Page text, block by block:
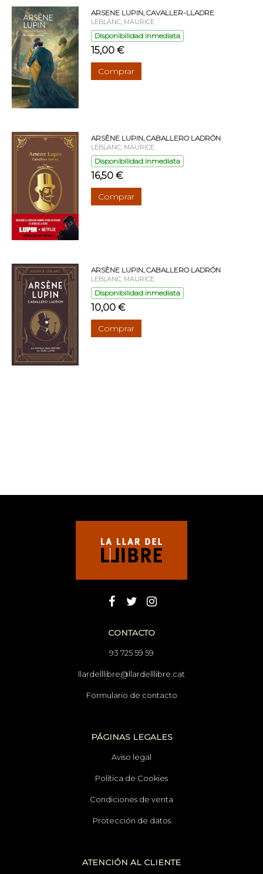
ARSENE LUPIN, CAVALLER-LLADRE
LEBLANC, MAURICE
Disponibilidad inmediata
15,00 €
Comprar
ARSÈNE LUPIN, CABALLERO LADRÓN
LEBLANC, MAURICE
Disponibilidad inmediata
16,50 €
Comprar
ARSÈNE LUPIN, CABALLERO LADRÓN
LEBLANC, MAURICE
Disponibilidad inmediata
10,00 €
Comprar
CONTACTO
93 725 59 59
llardelllibre@llardelllibre.cat
Formulario de contacto
PÁGINAS LEGALES
Aviso legal
Política de Cookies
Condiciones de venta
Protección de datos
ATENCIÓN AL CLIENTE